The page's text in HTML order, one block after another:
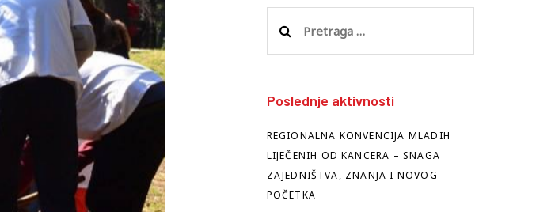
za:
Poslednje aktivnosti
REGIONALNA KONVENCIJA MLADIH
LIJEČENIH OD KANCERA – SNAGA
ZAJEDNIŠTVA, ZNANJA I NOVOG
POČETKA